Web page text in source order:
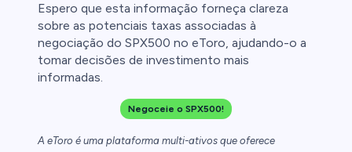
Espero que esta informação forneça clareza
sobre as potenciais taxas associadas à
negociação do SPX500 no eToro, ajudando-o a
tomar decisões de investimento mais
informadas.
Negoceie o SPX500!
A eToro é uma plataforma multi-ativos que oferece